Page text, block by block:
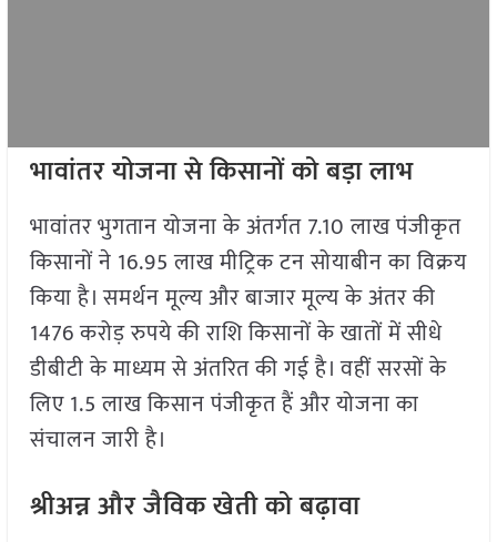
भावांतर योजना से किसानों को बड़ा लाभ
भावांतर भुगतान योजना के अंतर्गत 7.10 लाख पंजीकृत
किसानों ने 16.95 लाख मीट्रिक टन सोयाबीन का विक्रय
किया है। समर्थन मूल्य और बाजार मूल्य के अंतर की
1476 करोड़ रुपये की राशि किसानों के खातों में सीधे
डीबीटी के माध्यम से अंतरित की गई है। वहीं सरसों के
लिए 1.5 लाख किसान पंजीकृत हैं और योजना का
संचालन जारी है।
श्रीअन्न और जैविक खेती को बढ़ावा